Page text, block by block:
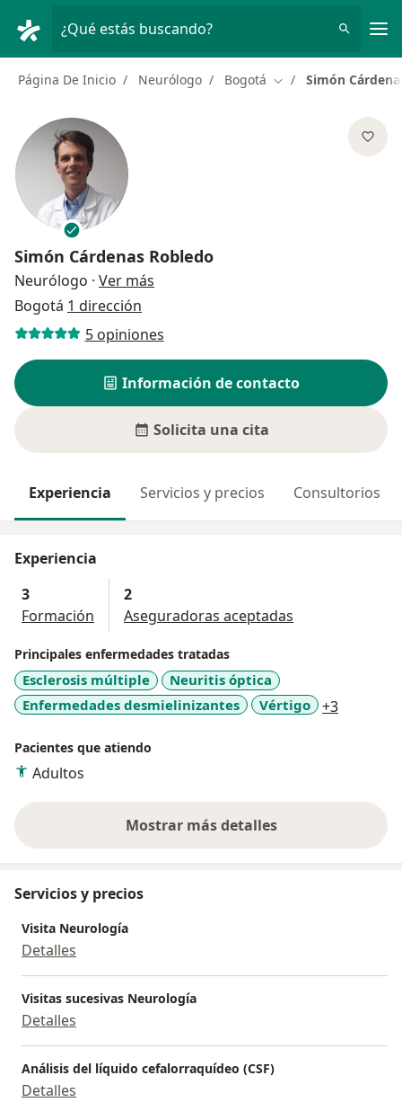
¿Qué estás buscando?
Página De Inicio Neurólogo Bogotá Cambiar de ciudad
Simón
Simón Cárdenas Robledo
Neurólogo · Ver más
Bogotá 1 dirección
5 opiniones
Información de contacto
Solicita una cita
Experiencia Servicios y precios Consultorios
Experiencia
3
Formación
2
Aseguradoras aceptadas
Principales enfermedades tratadas
Esclerosis múltiple
Neuritis óptica
Enfermedades desmielinizantes
Vértigo +3
Pacientes que atiendo
Adultos
Mostrar más detalles
sobre la experiencia
Servicios y precios
Visita Neurología
Detalles
Visitas sucesivas Neurología
Detalles
Análisis del líquido cefalorraquídeo (CSF)
Detalles